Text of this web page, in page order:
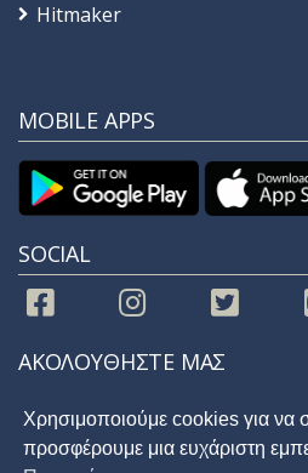
Hitmaker
MOBILE APPS
SOCIAL
ΑΚΟΛΟΥΘΗΣΤΕ ΜΑΣ
Χρησιμοποιούμε cookies για να
προσφέρουμε μια ευχάριστη